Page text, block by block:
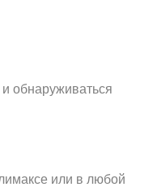
обнаруживаться
или в любой